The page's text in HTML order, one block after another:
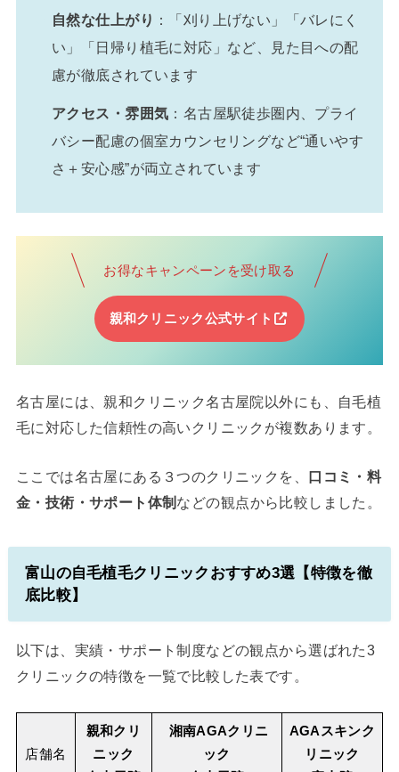
自然な仕上がり ：「刈り上げない」「バレにく
い」「日帰り植毛に対応」など、見た目への配
慮が徹底されています
アクセス・雰囲気 ：名古屋駅徒歩圏内、プライ
バシー配慮の個室カウンセリングなど“通いやす
さ＋安心感”が両立されています
お得なキャンペーンを受け取る
親和クリニック公式サイト
名古屋には、親和クリニック名古屋院以外にも、自毛植
毛に対応した信頼性の高いクリニックが複数あります。
ここでは名古屋にある３つのクリニックを、 口コミ・料
金・技術・サポート体制 などの観点から比較しました。
富山の自毛植毛クリニックおすすめ3選【特徴を徹
底比較】
以下は、実績・サポート制度などの観点から選ばれた3
クリニックの特徴を一覧で比較した表です。
店舗名
親和クリ
ニック
湘南AGAクリニ
ック
AGAスキンク
リニック